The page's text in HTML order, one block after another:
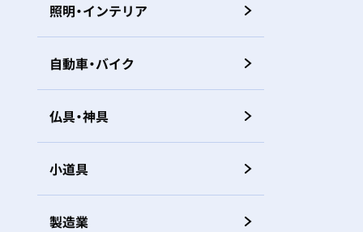
照明・インテリア
自動車・バイク
仏具・神具
小道具
製造業